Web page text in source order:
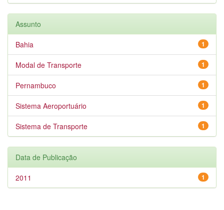
Assunto
1
Bahia
1
Modal de Transporte
1
Pernambuco
1
Sistema Aeroportuário
1
Sistema de Transporte
Data de Publicação
1
2011